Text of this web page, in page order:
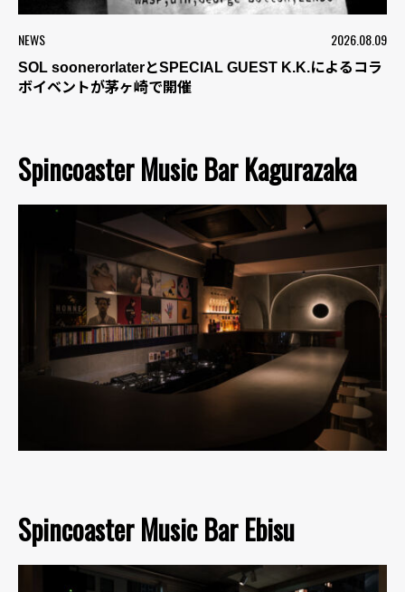
NEWS 2026.08.09
SOL soonerorlaterとSPECIAL GUEST K.K.によるコラ
ボイベントが茅ヶ崎で開催
Spincoaster Music Bar Kagurazaka
Spincoaster Music Bar Ebisu